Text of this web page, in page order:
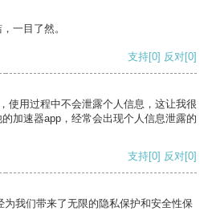
一目了然。
支持[0] 反对[0]
使用过程中不会泄露个人信息，这让我很
加速器app，经常会出现个人信息泄露的
支持[0] 反对[0]
我们带来了无限的隐私保护和安全性保